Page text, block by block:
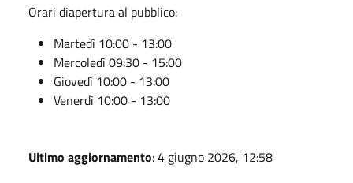
Orari diapertura al pubblico:
Martedì 10:00 - 13:00
Mercoledì 09:30 - 15:00
Giovedì 10:00 - 13:00
Venerdì 10:00 - 13:00
Ultimo aggiornamento: 4 giugno 2026, 12:58